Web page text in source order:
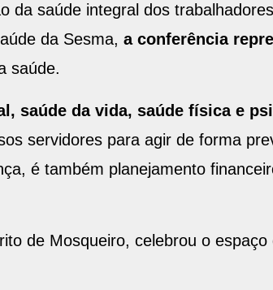
da saúde integral dos
da Sesma, a conferência
saúde.
saúde da vida, saúde física e
servidores para agir de forma
é também planejamento
de Mosqueiro, celebrou o espaço